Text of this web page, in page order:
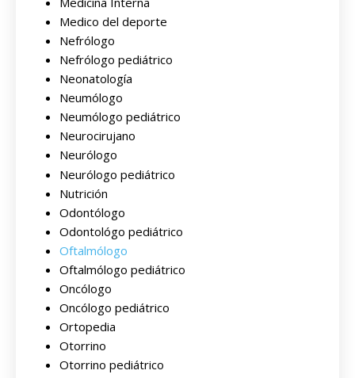
Medico del deporte
Nefrólogo
Nefrólogo pediátrico
Neonatología
Neumólogo
Neumólogo pediátrico
Neurocirujano
Neurólogo
Neurólogo pediátrico
Nutrición
Odontólogo
Odontológo pediátrico
Oftalmólogo
Oftalmólogo pediátrico
Oncólogo
Oncólogo pediátrico
Ortopedia
Otorrino
Otorrino pediátrico